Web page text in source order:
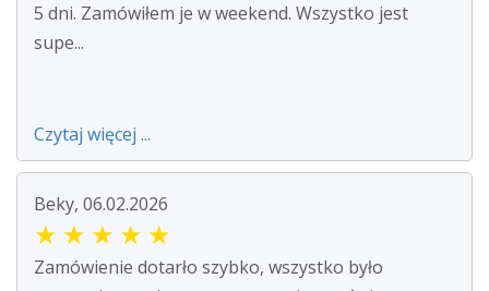
5 dni. Zamówiłem je w weekend. Wszystko jest
supe...
Czytaj więcej ...
Beky, 06.02.2026
★ ★ ★ ★ ★
Zamówienie dotarło szybko, wszystko było